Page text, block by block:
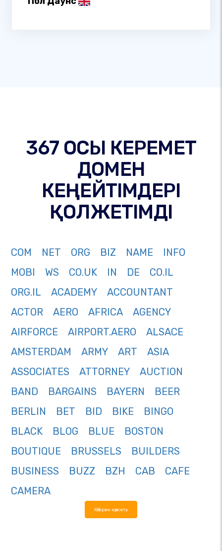
367 ОСЫ КЕРЕМЕТ
ДОМЕН
КЕҢЕЙТІМДЕРІ
ҚОЛЖЕТІМДІ
COM NET ORG BIZ NAME
INFO
MOBI
WS CO.UK IN DE
CO.IL
ORG.IL
ACADEMY
ACCOUNTANT
ACTOR
AERO AFRICA
AGENCY
AIRFORCE
AIRPORT.AERO
ALSACE
AMSTERDAM
ARMY ART
ASIA
ASSOCIATES
ATTORNEY
AUCTION
BAND
BARGAINS BAYERN
BEER
BERLIN
BET BID BIKE
BINGO
BLACK
BLOG BLUE
BOSTON
BOUTIQUE
BRUSSELS
BUILDERS
BUSINESS
BUZZ BZH CAB
CAFE
CAMERA
Көбірек көрсету